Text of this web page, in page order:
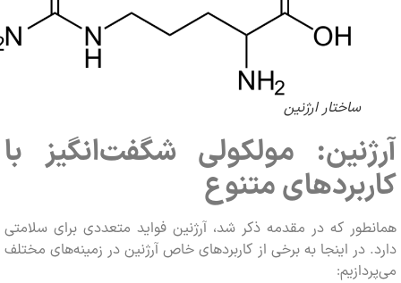
ساختار ارژنین
مولکولی شگفت‌انگیز با
متنوع
که در مقدمه ذکر شد، آرژنین فواید متعددی برای سلامتی
در اینجا به برخی از کاربردهای خاص آرژنین در زمینه‌های مختلف